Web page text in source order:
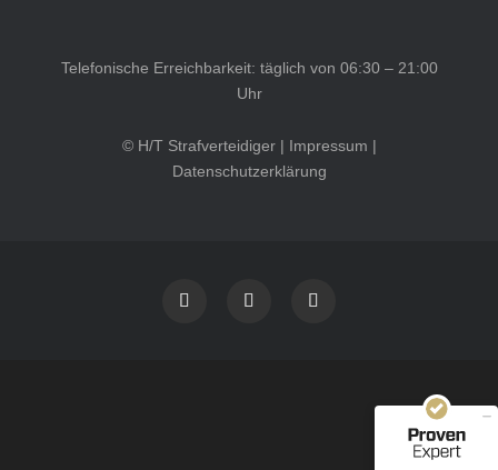
Telefonische Erreichbarkeit: täglich von 06:30 – 21:00
Uhr
© H/T Strafverteidiger | Impressum |
Datenschutzerklärung
40
Bewertungen auf